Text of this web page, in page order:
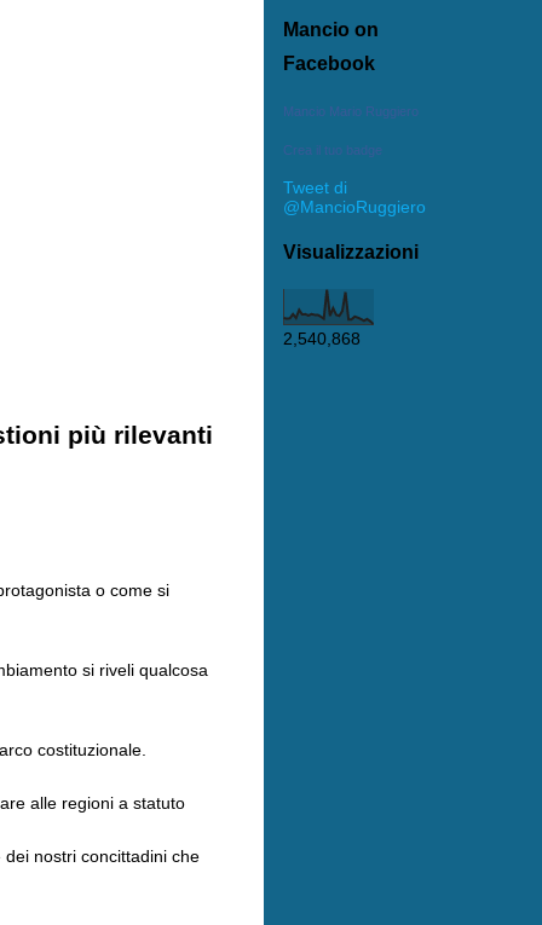
Mancio on
Facebook
Mancio Mario Ruggiero
Crea il tuo badge
Tweet di
@MancioRuggiero
Visualizzazioni
2,540,868
più rilevanti
o come si
si riveli qualcosa
costituzionale.
alle regioni a statuto
nostri concittadini che